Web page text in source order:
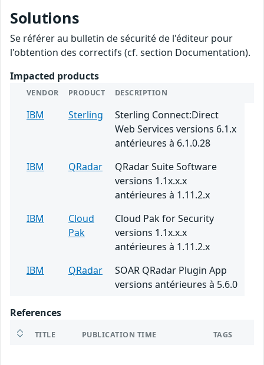
Solutions
Se référer au bulletin de sécurité de l'éditeur pour
l'obtention des correctifs (cf. section Documentation).
Impacted products
VENDOR PRODUCT DESCRIPTION
IBM Sterling
Sterling Connect:Direct
Web Services versions 6.1.x
antérieures à 6.1.0.28
IBM
QRadar
QRadar Suite Software
versions 1.1x.x.x
antérieures à 1.11.2.x
IBM
Cloud
Pak
Cloud Pak for Security
versions 1.1x.x.x
antérieures à 1.11.2.x
IBM
QRadar
SOAR QRadar Plugin App
versions antérieures à 5.6.0
References
TITLE PUBLICATION TIME TAGS